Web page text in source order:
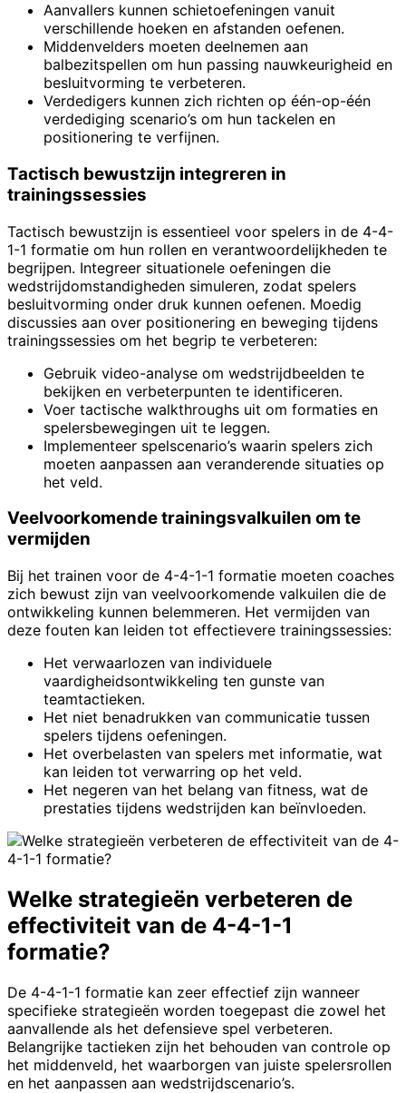
Aanvallers kunnen schietoefeningen vanuit
verschillende hoeken en afstanden oefenen.
Middenvelders moeten deelnemen aan
balbezitspellen om hun passing nauwkeurigheid en
besluitvorming te verbeteren.
Verdedigers kunnen zich richten op één-op-één
verdediging scenario’s om hun tackelen en
positionering te verfijnen.
Tactisch bewustzijn integreren in
trainingssessies
Tactisch bewustzijn is essentieel voor spelers in de 4-4-
1-1 formatie om hun rollen en verantwoordelijkheden te
begrijpen. Integreer situationele oefeningen die
wedstrijdomstandigheden simuleren, zodat spelers
besluitvorming onder druk kunnen oefenen. Moedig
discussies aan over positionering en beweging tijdens
trainingssessies om het begrip te verbeteren:
Gebruik video-analyse om wedstrijdbeelden te
bekijken en verbeterpunten te identificeren.
Voer tactische walkthroughs uit om formaties en
spelersbewegingen uit te leggen.
Implementeer spelscenario’s waarin spelers zich
moeten aanpassen aan veranderende situaties op
het veld.
Veelvoorkomende trainingsvalkuilen om te
vermijden
Bij het trainen voor de 4-4-1-1 formatie moeten coaches
zich bewust zijn van veelvoorkomende valkuilen die de
ontwikkeling kunnen belemmeren. Het vermijden van
deze fouten kan leiden tot effectievere trainingssessies:
Het verwaarlozen van individuele
vaardigheidsontwikkeling ten gunste van
teamtactieken.
Het niet benadrukken van communicatie tussen
spelers tijdens oefeningen.
Het overbelasten van spelers met informatie, wat
kan leiden tot verwarring op het veld.
Het negeren van het belang van fitness, wat de
prestaties tijdens wedstrijden kan beïnvloeden.
Welke strategieën verbeteren de
effectiviteit van de 4-4-1-1
formatie?
De 4-4-1-1 formatie kan zeer effectief zijn wanneer
specifieke strategieën worden toegepast die zowel het
aanvallende als het defensieve spel verbeteren.
Belangrijke tactieken zijn het behouden van controle op
het middenveld, het waarborgen van juiste spelersrollen
en het aanpassen aan wedstrijdscenario’s.